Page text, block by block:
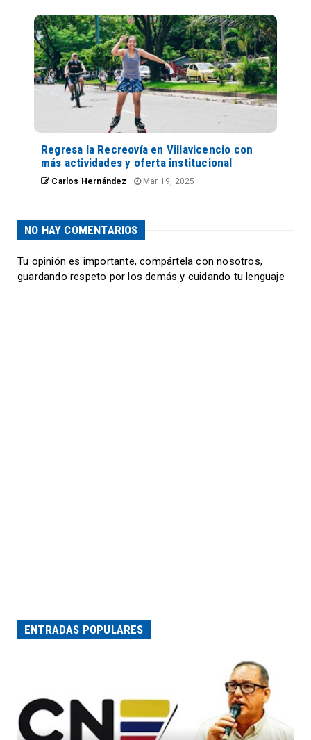
Regresa la Recreovía en Villavicencio con
más actividades y oferta institucional
Carlos Hernández Mar 19, 2025
NO HAY COMENTARIOS
Tu opinión es importante, compártela con nosotros,
guardando respeto por los demás y cuidando tu lenguaje
ENTRADAS POPULARES